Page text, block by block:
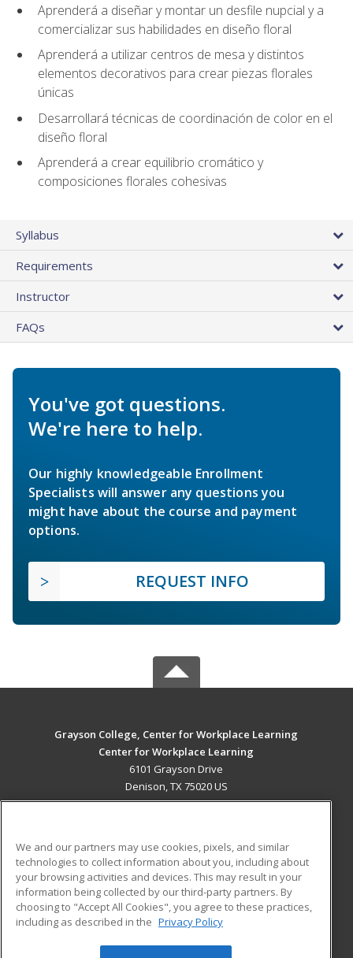
Aprenderá a diseñar y montar un desfile nupcial y a
comercializar sus habilidades en diseño floral
Aprenderá a utilizar centros de mesa y distintos
elementos decorativos para crear piezas florales
únicas
Desarrollará técnicas de coordinación de color en el
diseño floral
Aprenderá a crear equilibrio cromático y
composiciones florales cohesivas
Syllabus
Requirements
Instructor
FAQs
You've got questions.
We're here to help.
Our highly knowledgeable Enrollment
Specialists will answer any questions you
might have about the course and payment
options.
REQUEST INFO
Grayson College, Center for Workplace Learning
Center for Workplace Learning
6101 Grayson Drive
Denison, TX 75020 US
ADDITIONAL RESOURCES
Military
Financial Assistance
Help
Student Blog
We and our partners may use cookies, pixels, and similar
technologies to collect information about you, including about
your browsing activities and devices. This may result in your
information being collected by our third-party partners. By
choosing to "Accept All Cookies", you agree to these practices,
including as described in the Privacy Policy